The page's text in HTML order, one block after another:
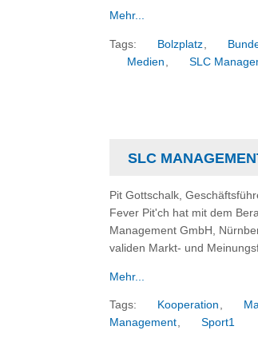
Mehr...
Tags: Bolzplatz,
Medien , SLC
SLC
Pit Gottschalk,
Fever Pit'ch hat mit dem
Management GmbH,
validen Markt- und
Mehr...
Tags: Kooperation ,
Management, Sport1